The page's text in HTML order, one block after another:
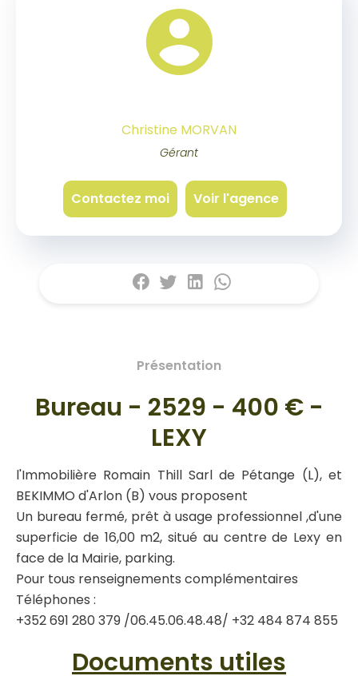
Christine MORVAN
Gérant
Contactez moi Voir l'agence
Présentation
Bureau - 2529 - 400 € -
LEXY
l'Immobilière Romain Thill Sarl de Pétange (L), et
BEKIMMO d'Arlon (B) vous proposent
Un bureau fermé, prêt à usage professionnel ,d'une
superficie de 16,00 m2, situé au centre de Lexy en
face de la Mairie, parking.
Pour tous renseignements complémentaires
Téléphones :
+352 691 280 379 /06.45.06.48.48/ +32 484 874 855
Documents utiles